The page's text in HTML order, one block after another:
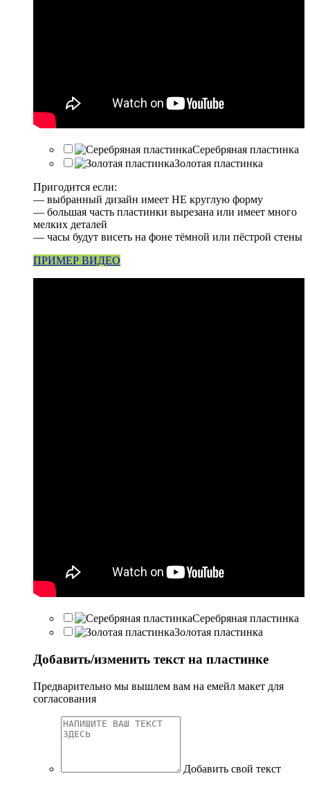
Серебряная пластинка
Золотая пластинка
Пригодится если:
— выбранный дизайн имеет НЕ круглую форму
— большая часть пластинки вырезана или имеет много
мелких деталей
— часы будут висеть на фоне тёмной или пёстрой стены
ПРИМЕР ВИДЕО
Серебряная пластинка
Золотая пластинка
Добавить/изменить текст на пластинке
Предварительно мы вышлем вам на емейл макет для
согласования
Добавить свой текст